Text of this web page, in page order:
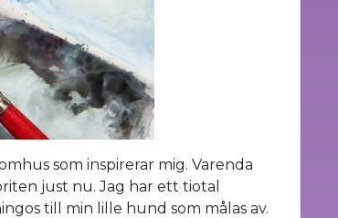
som inspirerar mig. Varenda
just nu. Jag har ett tiotal
till min lille hund som målas av.